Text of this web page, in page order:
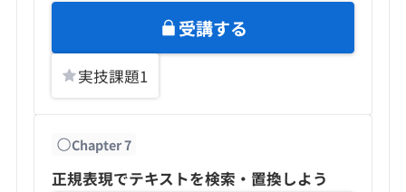
受講する
実技課題1
Chapter7
正規表現でテキストを検索・置換しよう